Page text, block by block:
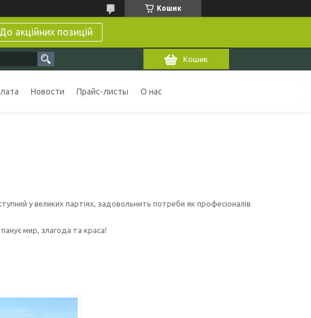
Кошик
До акційних позицій
Кошик
Новости Прайс-листы О нас
у великих партіях, задовольнить потреби як професіоналів
мир, злагода та краса!